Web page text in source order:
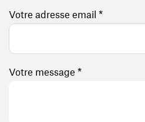
Votre adresse email *
Votre message *